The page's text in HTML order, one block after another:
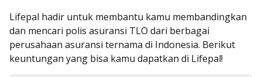
Lifepal hadir untuk membantu kamu membandingkan
dan mencari polis asuransi TLO dari berbagai
perusahaan asuransi ternama di Indonesia. Berikut
keuntungan yang bisa kamu dapatkan di Lifepal!